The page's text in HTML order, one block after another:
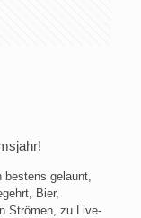
bestens gelaunt,
Bier,
Strömen, zu Live-